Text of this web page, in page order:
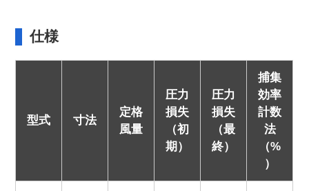
仕様
型式 寸法
定格
風量
圧力
損失
（初
期）
圧力
損失
（最
終）
捕集
効率
計数
法
（%
）